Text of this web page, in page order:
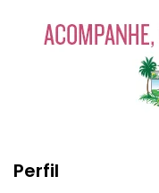
Perfil